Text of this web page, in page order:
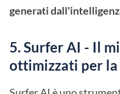
generati
5. Surfer AI - Il
ottimizzati per la